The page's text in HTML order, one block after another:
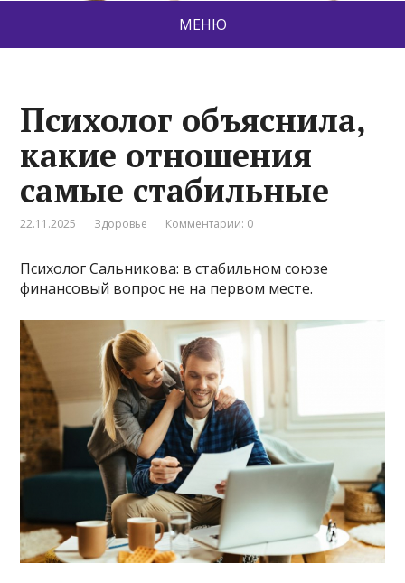
МЕНЮ
Психолог объяснила,
какие отношения
самые стабильные
22.11.2025 Здоровье Комментарии: 0
Психолог Сальникова: в стабильном союзе
финансовый вопрос не на первом месте.